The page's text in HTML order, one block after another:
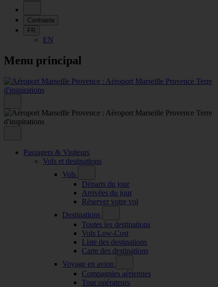
Contraste
FR
EN
Menu principal
Passagers & Visiteurs
Vols et destinations
Vols
Départs du jour
Arrivées du jour
Réserver votre vol
Destinations
Toutes les destinations
Vols Low-Cost
Liste des destinations
Carte des destinations
Voyage en avion
Compagnies aériennes
Tour opérateurs